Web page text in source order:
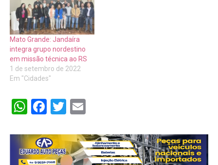
Mato Grande: Jandaíra
integra grupo nordestino
em missão técnica ao RS
1 de setembro de 2022
Em "Cidades"
WhatsApp
Facebook
Twitter